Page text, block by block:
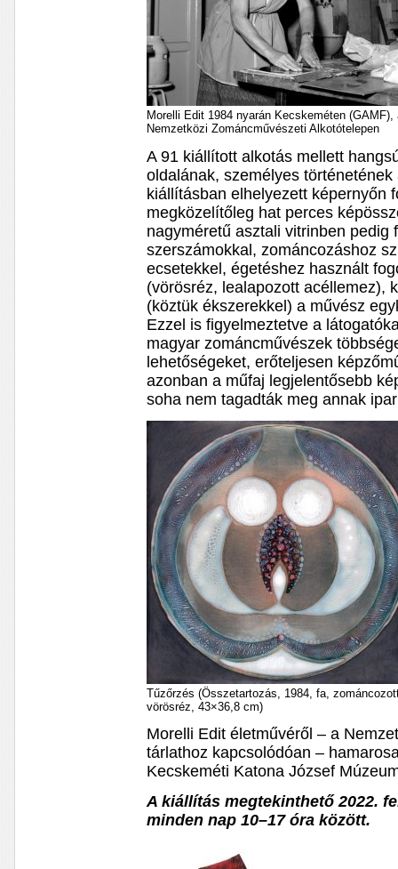
Morelli Edit 1984 nyarán Kecskeméten (GAMF),
Nemzetközi Zománcművészeti Alkotótelepen
A 91 kiállított alkotás mellett
oldalának, személyes
kiállításban elhelyezett képernyőn
megközelítőleg hat perces
nagyméretű asztali vitrinben pedig
szerszámokkal, zománcozáshoz
ecsetekkel, égetéshez használt
(vörösréz, lealapozott acéllemez),
(köztük ékszerekkel) a művész
Ezzel is figyelmeztetve a
magyar zománcművészek
lehetőségeket, erőteljesen
azonban a műfaj legjelentősebb
soha nem tagadták meg annak
Tűzőrzés (Összetartozás, 1984, fa,
vörösréz, 43×36,8 cm)
Morelli Edit életművéről – a
tárlathoz kapcsolódóan –
Kecskeméti Katona József
A kiállítás megtekinthető 2022.
minden nap 10–17 óra között.